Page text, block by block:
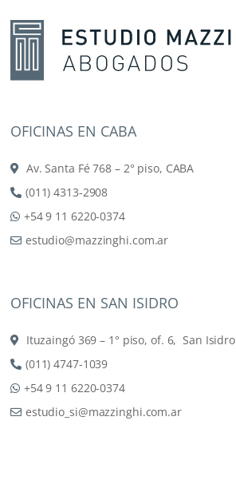
OFICINAS EN CABA
Av. Santa Fé 768 – 2° piso, CABA
(011) 4313-2908
+54 9 11 6220-0374
estudio@mazzinghi.com.ar
OFICINAS EN SAN ISIDRO
Ituzaingó 369 – 1° piso, of. 6, San Isidro
(011) 4747-1039
+54 9 11 6220-0374
estudio_si@mazzinghi.com.ar